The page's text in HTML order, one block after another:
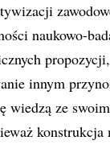
naukowo-
innym
ze
konstrukcja